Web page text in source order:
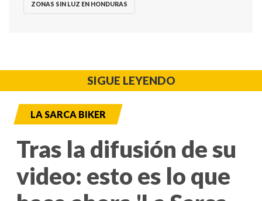
ZONAS SIN LUZ EN HONDURAS
SIGUE LEYENDO
LA SARCA BIKER
Tras la difusión de su
video: esto es lo que